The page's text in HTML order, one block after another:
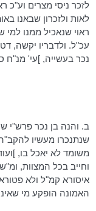
לזכר ניסי מצרים וע"כ
לאות ולזכרון שבאנו
ראוי שנאכיל ממנו
עכ"ל. ולדבריו יקשה,
נכר בעשייה, ]עי' מנ"ח
ב. והנה בן נכרפרש"י
שנתנכרו מעשיו
משומד לא יאכל בו,
וחייב בכל המצוות, ומ"ש
איסורא קמ"ל ולא
האמונה הופקע מי